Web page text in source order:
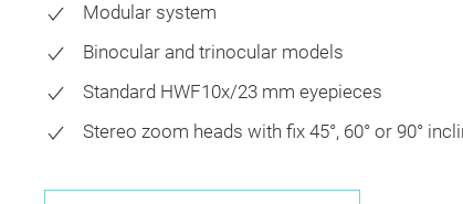
Modular system
Binocular and trinocular models
Standard HWF10x/23 mm eyepieces
Stereo zoom heads with fix 45°, 60° or 90°